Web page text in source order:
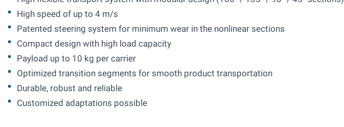
High speed of up to 4 m/s
Patented steering system for minimum wear in the nonlinear sections
Compact design with high load capacity
Payload up to 10 kg per carrier
Optimized transition segments for smooth product transportation
Durable, robust and reliable
Customized adaptations possible